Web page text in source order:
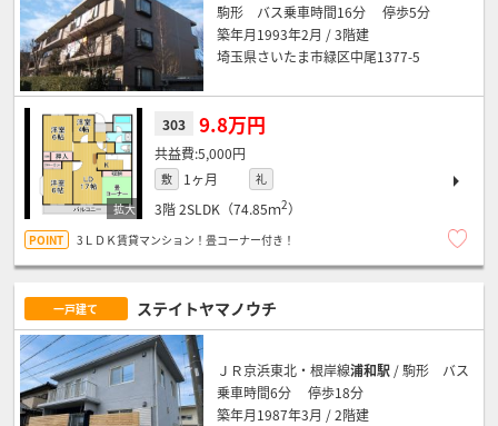
駒形 バス乗車時間16分 停歩5分
築年月1993年2月 / 3階建
埼玉県さいたま市緑区中尾1377-5
303 9.8万円
5,000円
敷 1ヶ月 礼
3階2SLDK（74.85ｍ2）
3ＬＤＫ賃貸マンション！畳コーナー付き！
一戸建て ステイトヤマノウチ
ＪＲ京浜東北・根岸線浦和駅 / 駒形 バス
乗車時間6分 停歩18分
築年月1987年3月 / 2階建